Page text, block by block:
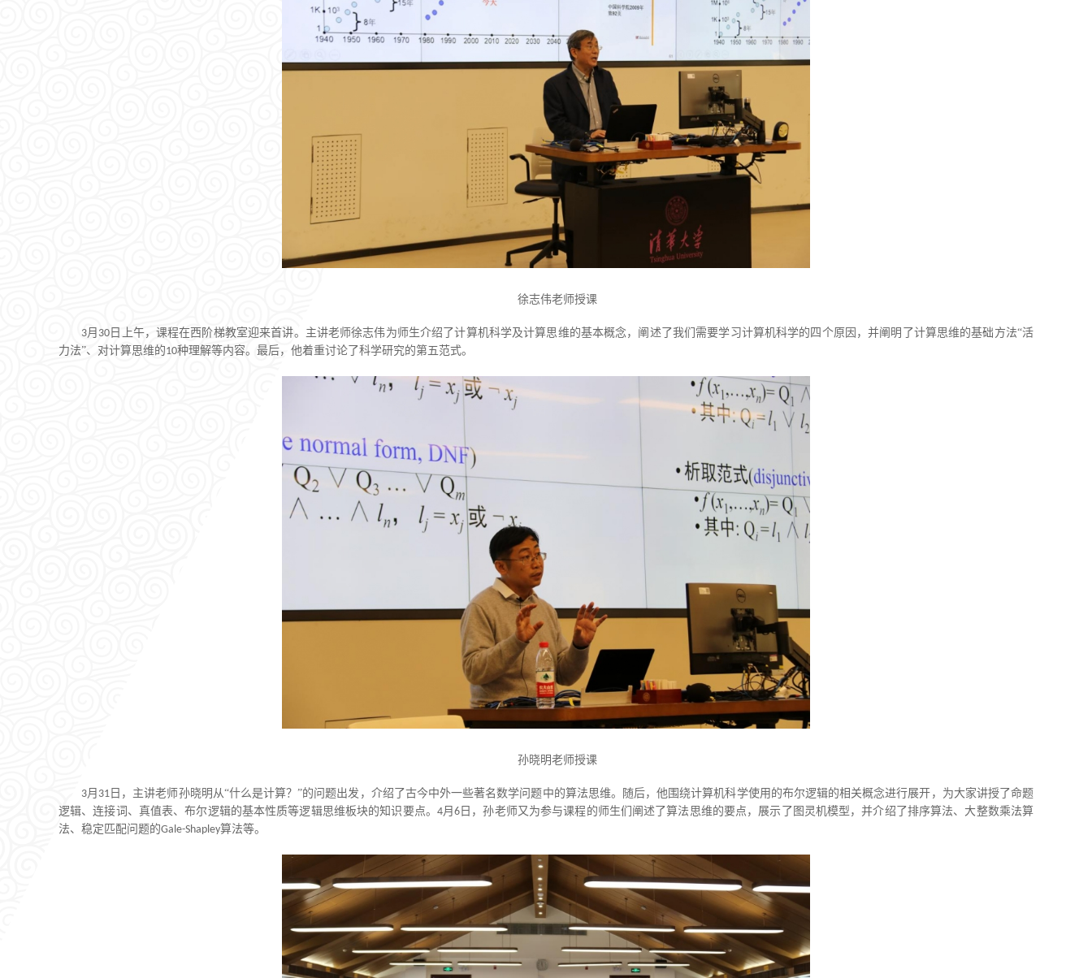
徐志伟老师授课
3月 30 日上午，课程在西阶梯教室迎来首讲。主讲老师徐志伟为师生介绍了计算机科学及计算思维的基本概念，阐述了我们需要学习计算机科学的四个原因，并阐明了计算思维的基础方法“活
力法”、对计算思维的10种理解等内容。最后，他着重讨论了科学研究的第五范式。
孙晓明老师授课
3月 31 日，主讲老师孙晓明从“什么是计算？”的问题出发，介绍了古今中外一些著名数学问题中的算法思维。随后，他围绕计算机科学使用的布尔逻辑的相关概念进行展开，为大家讲授了命题
逻辑、连接词、真值表、布尔逻辑的基本性质等逻辑思维板块的知识要点。 4月6 日，孙老师又为参与课程的师生们阐述了算法思维的要点，展示了图灵机模型，并介绍了排序算法、大整数乘法算
法、稳定匹配问题的Gale-Shapley算法等。